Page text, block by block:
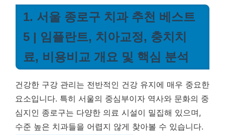
1. 서울 종로구 치과 추천 베스트
5 | 임플란트, 치아교정, 충치치
료, 비용비교 개요 및 핵심 분석
건강한 구강 관리는 전반적인 건강 유지에 매우 중요한
요소입니다. 특히 서울의 중심부이자 역사와 문화의 중
심지인 종로구는 다양한 의료 시설이 밀집해 있으며,
수준 높은 치과들을 어렵지 않게 찾아볼 수 있습니다.